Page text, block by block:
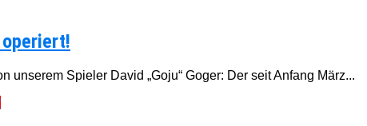
unserem Spieler David „Goju“ Goger: Der seit Anfang März...